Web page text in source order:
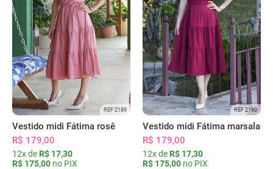
REF 2189
Vestido midi Fátima rosê
R$ 179,00
12x de R$ 17,30
R$ 175,00 no PIX
REF 2190
Vestido midi Fátima marsala
R$ 179,00
12x de R$ 17,30
R$ 175,00 no PIX